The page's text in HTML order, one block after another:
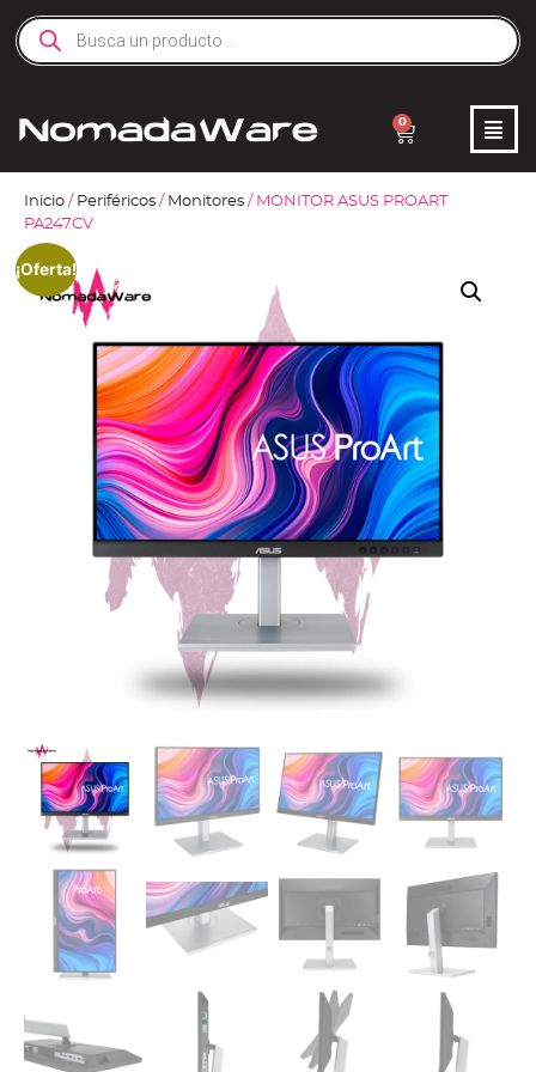
0
Inicio / Periféricos / Monitores / MONITOR ASUS PROART
PA247CV
¡Oferta!